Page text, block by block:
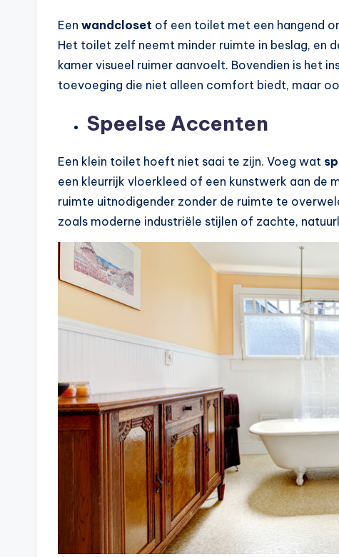
Een wandcloset of een toilet met een hangend
Het toilet zelf neemt minder ruimte in beslag, en
kamer visueel ruimer aanvoelt. Bovendien is het
toevoeging die niet alleen comfort biedt, maar
Speelse Accenten
Een klein toilet hoeft niet saai te zijn. Voeg wat
een kleurrijk vloerkleed of een kunstwerk aan de
ruimte uitnodigender zonder de ruimte te
zoals moderne industriële stijlen of zachte,